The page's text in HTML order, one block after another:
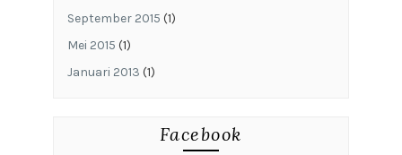
September 2015 (1)
Mei 2015 (1)
Januari 2013 (1)
Facebook